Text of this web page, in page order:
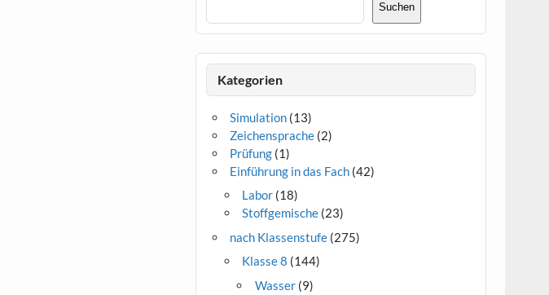
Suchen
Kategorien
Simulation (13)
Zeichensprache (2)
Prüfung (1)
Einführung in das Fach (42)
Labor (18)
Stoffgemische (23)
nach Klassenstufe (275)
Klasse 8 (144)
Wasser(9)